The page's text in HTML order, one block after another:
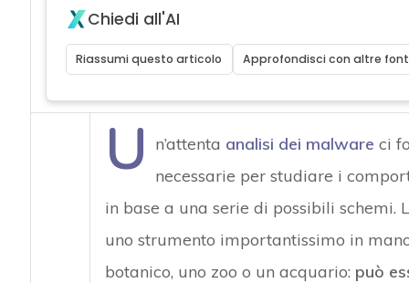
Chiedi all'AI
Riassumi questo articolo Approfondisci con altre
U n’attenta analisi dei malware ci
necessarie per studiare i
in base a una serie di possibili schemi.
uno strumento importantissimo in
botanico, uno zoo o un acquario: può